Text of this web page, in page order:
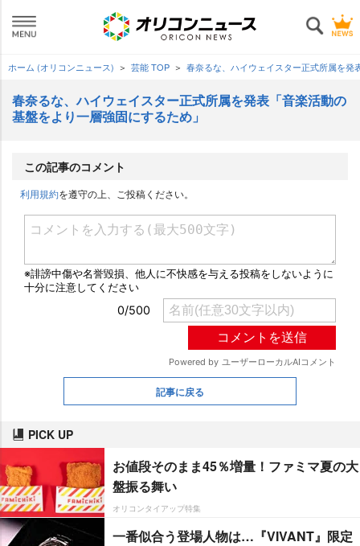
ホーム (オリコンニュース) 芸能 TOP 春奈るな、ハイウェイスター正式所属を
春奈るな、ハイウェイスター正式所属を発表「音楽活動の
基盤をより一層強固にするため」
この記事のコメント
利用規約を遵守の上、ご投稿ください。
記事に戻る
PICK UP
お値段そのまま45％増量！ファミマ夏の大
盤振る舞い
オリコンタイアップ特集
一番似合う登場人物は…『VIVANT』限定